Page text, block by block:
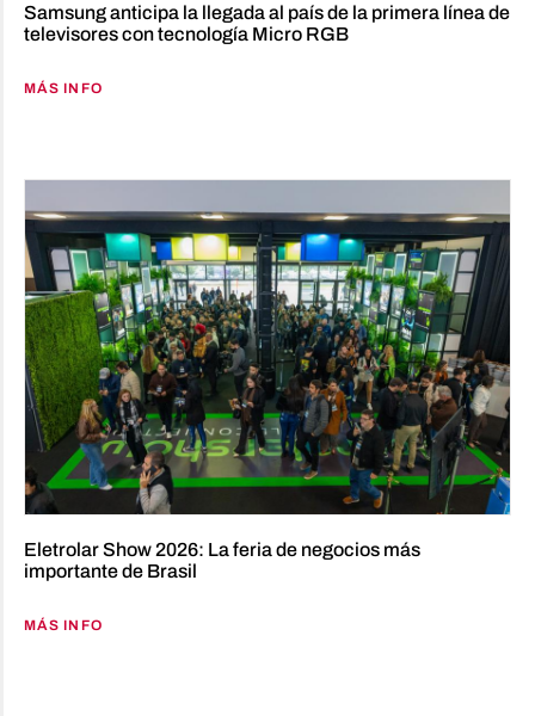
Samsung anticipa la llegada al país de la primera línea de
televisores con tecnología Micro RGB
MÁS INFO
Eletrolar Show 2026: La feria de negocios más
importante de Brasil
MÁS INFO